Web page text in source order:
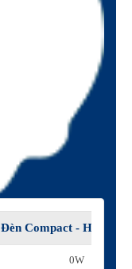
Đèn Compact - Huỳnh
0W